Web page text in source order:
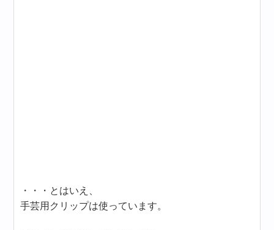
・・・とはいえ、
手芸用クリップは使っています。